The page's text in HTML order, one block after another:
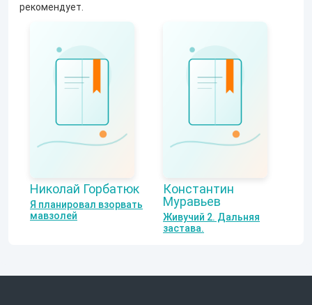
рекомендует.
Николай Горбатюк
Я планировал взорвать
мавзолей
Константин
Муравьев
Живучий 2. Дальняя
застава.